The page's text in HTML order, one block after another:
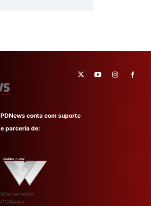
PDNews conta com suporte
e parceria de:
Mantenedor
PDNews